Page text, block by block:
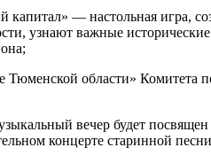
— настольная игра,
узнают важные
области» Комитета
вечер будет
концерте старинной